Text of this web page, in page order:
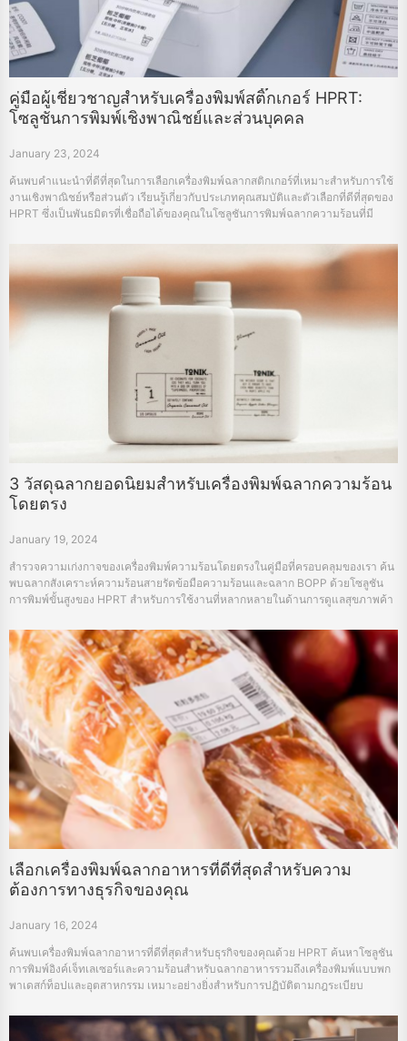
คู่มือผู้เชี่ยวชาญสำหรับเครื่องพิมพ์สติ๊กเกอร์ HPRT:
โซลูชันการพิมพ์เชิงพาณิชย์และส่วนบุคคล
January 23, 2024
ค้นพบคำแนะนำที่ดีที่สุดในการเลือกเครื่องพิมพ์ฉลากสติกเกอร์ที่เหมาะสำหรับการใช้
งานเชิงพาณิชย์หรือส่วนตัว เรียนรู้เกี่ยวกับประเภทคุณสมบัติและตัวเลือกที่ดีที่สุดของ
HPRT ซึ่งเป็นพันธมิตรที่เชื่อถือได้ของคุณในโซลูชันการพิมพ์ฉลากความร้อนที่มี
3 วัสดุฉลากยอดนิยมสำหรับเครื่องพิมพ์ฉลากความร้อน
โดยตรง
January 19, 2024
สำรวจความเก่งกาจของเครื่องพิมพ์ความร้อนโดยตรงในคู่มือที่ครอบคลุมของเรา ค้น
พบฉลากสังเคราะห์ความร้อนสายรัดข้อมือความร้อนและฉลาก BOPP ด้วยโซลูชัน
การพิมพ์ขั้นสูงของ HPRT สำหรับการใช้งานที่หลากหลายในด้านการดูแลสุขภาพค้า
เลือกเครื่องพิมพ์ฉลากอาหารที่ดีที่สุดสำหรับความ
ต้องการทางธุรกิจของคุณ
January 16, 2024
ค้นพบเครื่องพิมพ์ฉลากอาหารที่ดีที่สุดสำหรับธุรกิจของคุณด้วย HPRT ค้นหาโซลูชัน
การพิมพ์อิงค์เจ็ทเลเซอร์และความร้อนสำหรับฉลากอาหารรวมถึงเครื่องพิมพ์แบบพก
พาเดสก์ท็อปและอุตสาหกรรม เหมาะอย่างยิ่งสำหรับการปฏิบัติตามกฎระเบียบ